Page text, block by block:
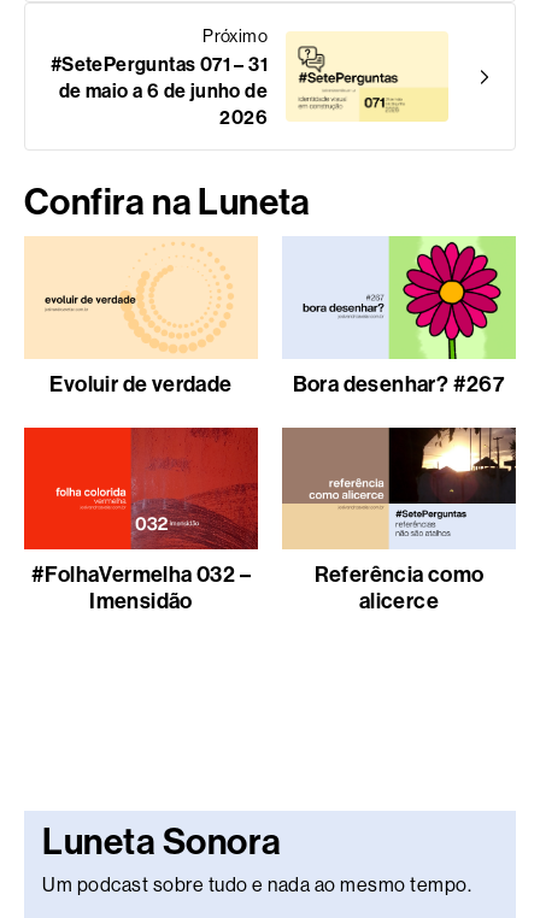
Próximo
#SetePerguntas 071 – 31
de maio a 6 de junho de
2026
Confira na Luneta
Evoluir de verdade Bora desenhar? #267
#FolhaVermelha 032 –
Imensidão
Referência como
alicerce
Luneta Sonora
Um podcast sobre tudo e nada ao mesmo tempo.